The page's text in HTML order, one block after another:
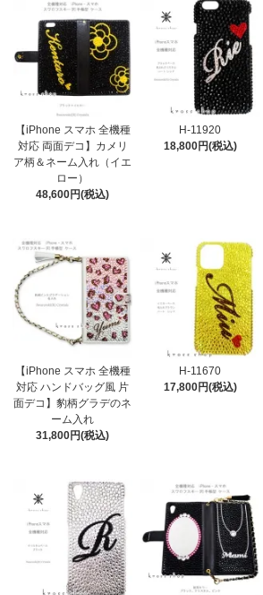
【iPhone スマホ 全機種
対応 両面デコ】カメリ
ア柄＆ネーム入れ（イエ
ロー）
48,600円(税込)
H-11920
18,800円(税込)
【iPhone スマホ 全機種
対応 ハンドバッグ風 片
面デコ】豹柄グラデのネ
ーム入れ
31,800円(税込)
H-11670
17,800円(税込)